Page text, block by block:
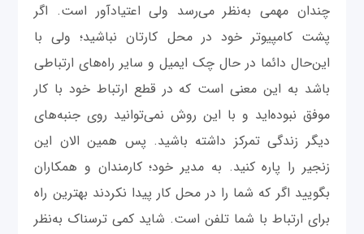
چندان مهمی به‌نظر می‌رسد ولی اعتیاد‌آور است. اگر
پشت کامپیوتر خود در محل کارتان نباشید؛ ولی با
این‌حال دائما در حال چک ایمیل و سایر راه‌های ارتباطی
باشد به این معنی است که در قطع ارتباط خود با کار
موفق نبوده‌اید و با این روش نمی‌توانید روی جنبه‌های
دیگر زندگی تمرکز داشته باشید. پس همین الان این
زنجیر را پاره کنید. به مدیر خود؛ کارمندان و همکاران
بگویید اگر که شما را در محل کار پیدا نکردند بهترین راه
برای ارتباط با شما تلفن است. شاید کمی ترسناک به‌نظر